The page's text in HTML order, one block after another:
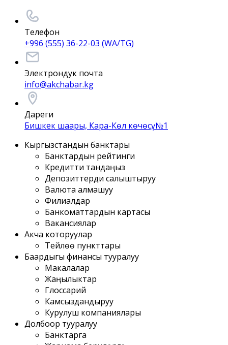
Телефон
+996 (555) 36-22-03 (WA/TG)
Электрондук почта
info@akchabar.kg
Дареги
Бишкек шаары, Кара-Көл көчөсү, №1
Кыргызстандын банктары
Банктардын рейтинги
Кредитти тандаңыз
Депозиттерди салыштыруу
Валюта алмашуу
Филиалдар
Банкоматтардын картасы
Вакансиялар
Акча которуулар
Тейлөө пункттары
Баардыгы финансы тууралуу
Макалалар
Жаңылыктар
Глоссарий
Камсыздандыруу
Курулуш компаниялары
Долбоор тууралуу
Банктарга